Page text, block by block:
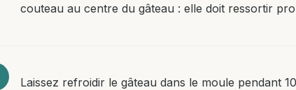
couteau au centre du gâteau : elle doit ressortir
Laissez refroidir le gâteau dans le moule pendant